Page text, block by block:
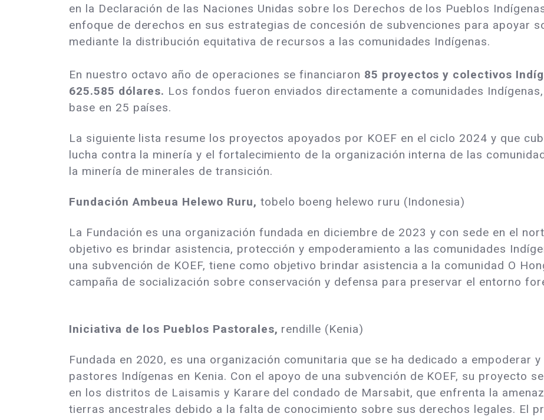
en la Declaración de las Naciones Unidas sobre los Derechos de los Pueblos
enfoque de derechos en sus estrategias de concesión de subvenciones para apoyar
mediante la distribución equitativa de recursos a las comunidades Indígenas.
En nuestro octavo año de operaciones se financiaron 85 proyectos y colectivos
625.585 dólares. Los fondos fueron enviados directamente a comunidades
base en 25 países.
La siguiente lista resume los proyectos apoyados por KOEF en el ciclo 2024 y que
lucha contra la minería y el fortalecimiento de la organización interna de las
la minería de minerales de transición.
Fundación Ambeua Helewo Ruru, tobelo boeng helewo ruru (Indonesia)
La Fundación es una organización fundada en diciembre de 2023 y con sede en el
objetivo es brindar asistencia, protección y empoderamiento a las comunidades
una subvención de KOEF, tiene como objetivo brindar asistencia a la comunidad O
campaña de socialización sobre conservación y defensa para preservar el entorno
Iniciativa de los Pueblos Pastorales, rendille (Kenia)
Fundada en 2020, es una organización comunitaria que se ha dedicado a empoderar
pastores Indígenas en Kenia. Con el apoyo de una subvención de KOEF, su proyecto
en los distritos de Laisamis y Karare del condado de Marsabit, que enfrenta la
tierras ancestrales debido a la falta de conocimiento sobre sus derechos legales. El